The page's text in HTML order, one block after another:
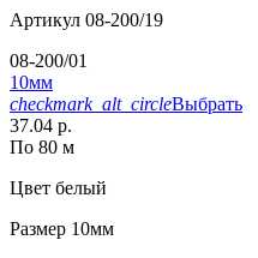
Артикул 08-200/19
08-200/01
10мм
checkmark_alt_circleВыбрать
37.04 р.
По 80 м
Цвет белый
Размер 10мм